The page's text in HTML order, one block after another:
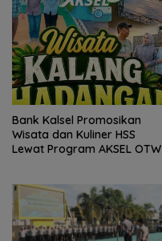
Bank Kalsel Promosikan
Wisata dan Kuliner HSS
Lewat Program AKSEL OTW